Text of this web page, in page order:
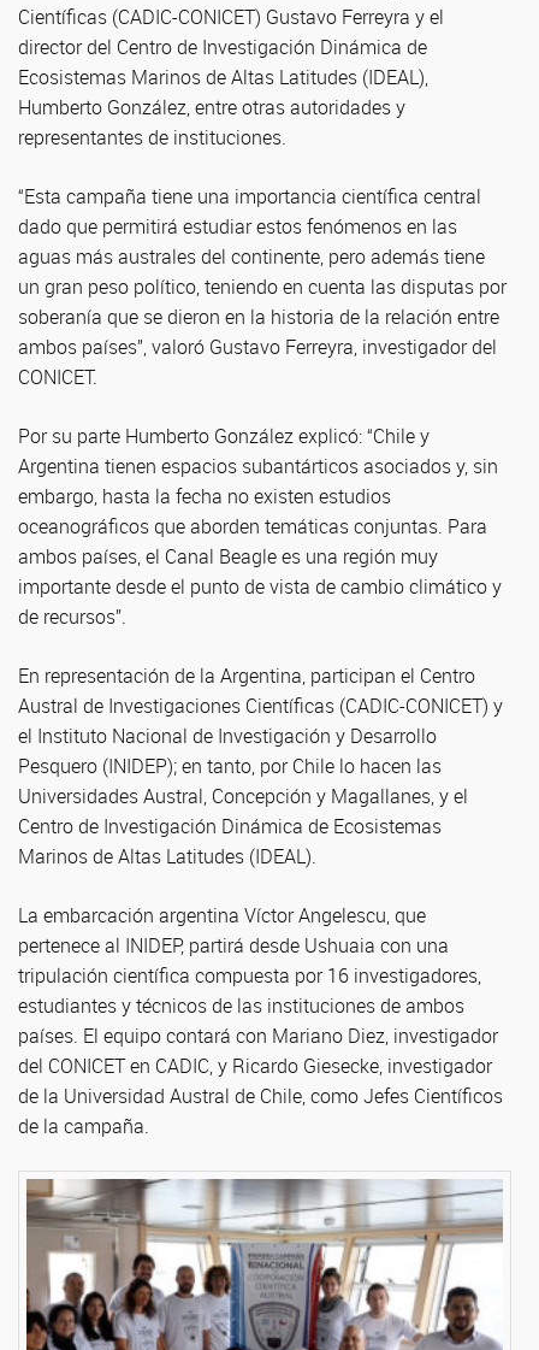
Científicas (CADIC-CONICET) Gustavo Ferreyra y el
director del Centro de Investigación Dinámica de
Ecosistemas Marinos de Altas Latitudes (IDEAL),
Humberto González, entre otras autoridades y
representantes de instituciones.
“Esta campaña tiene una importancia científica central
dado que permitirá estudiar estos fenómenos en las
aguas más australes del continente, pero además tiene
un gran peso político, teniendo en cuenta las disputas por
soberanía que se dieron en la historia de la relación entre
ambos países”, valoró Gustavo Ferreyra, investigador del
CONICET.
Por su parte Humberto González explicó: “Chile y
Argentina tienen espacios subantárticos asociados y, sin
embargo, hasta la fecha no existen estudios
oceanográficos que aborden temáticas conjuntas. Para
ambos países, el Canal Beagle es una región muy
importante desde el punto de vista de cambio climático y
de recursos”.
En representación de la Argentina, participan el Centro
Austral de Investigaciones Científicas (CADIC-CONICET) y
el Instituto Nacional de Investigación y Desarrollo
Pesquero (INIDEP); en tanto, por Chile lo hacen las
Universidades Austral, Concepción y Magallanes, y el
Centro de Investigación Dinámica de Ecosistemas
Marinos de Altas Latitudes (IDEAL).
La embarcación argentina Víctor Angelescu, que
pertenece al INIDEP, partirá desde Ushuaia con una
tripulación científica compuesta por 16 investigadores,
estudiantes y técnicos de las instituciones de ambos
países. El equipo contará con Mariano Diez, investigador
del CONICET en CADIC, y Ricardo Giesecke, investigador
de la Universidad Austral de Chile, como Jefes Científicos
de la campaña.